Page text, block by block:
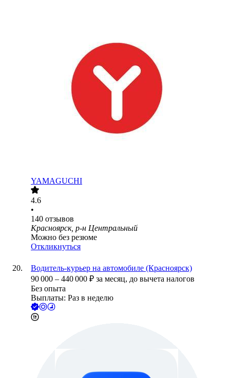
YAMAGUCHI
4.6
•
140 отзывов
Красноярск, р-н Центральный
Можно без резюме
Откликнуться
Водитель-курьер на автомобиле (Красноярск)
90 000 – 440 000 ₽ за месяц, до вычета налогов
Без опыта
Выплаты: Раз в неделю